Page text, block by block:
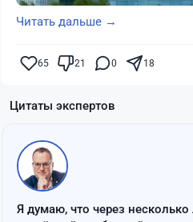
Читать дальше →
65 21 0 18
Цитаты экспертов
Я думаю, что через несколько